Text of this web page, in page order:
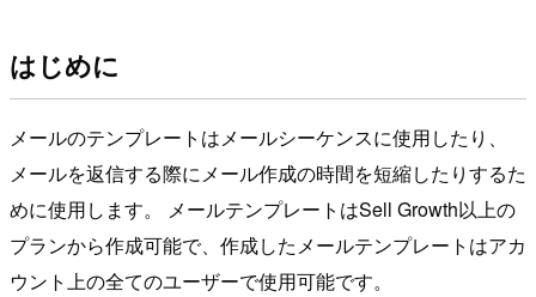
はじめに
メールのテンプレートはメールシーケンスに使用したり、
メールを返信する際にメール作成の時間を短縮したりするた
めに使用します。 メールテンプレートはSell Growth以上の
プランから作成可能で、作成したメールテンプレートはアカ
ウント上の全てのユーザーで使用可能です。